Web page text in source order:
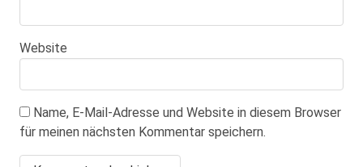
Website
Name, E-Mail-Adresse und Website in diesem Browser
für meinen nächsten Kommentar speichern.